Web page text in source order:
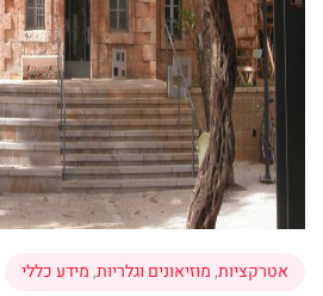
אטרקציות,מוזיאונים וגלריות,מידע כללי